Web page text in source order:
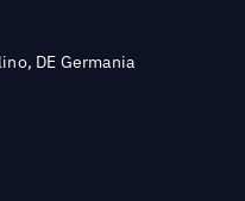
DE Germania